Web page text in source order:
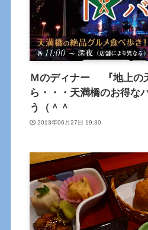
Ｍのディナー 『地上の
ら・・・天満橋のお得な
う（＾＾
2013年06月27日 19:30